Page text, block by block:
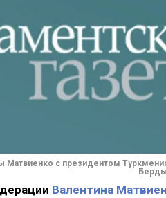
Матвиенко с президентом
Валентина